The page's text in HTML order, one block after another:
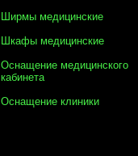
Ширмы медицинские
Шкафы медицинские
Оснащение медицинского
кабинета
Оснащение клиники